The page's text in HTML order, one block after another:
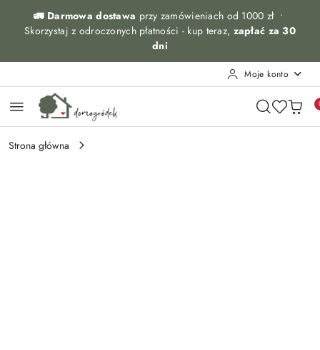
Przejdź do treści głównej
Przejdź do wyszukiwarki
Przejdź do moje konto
Przejdź do menu głównego
Przejdź do opisu produktu
Przejdź do stopki
🚛 Darmowa dostawa przy zamówieniach od 1000 zł •
Skorzystaj z odroczonych płatności - kup teraz, zapłać za 30
dni
Moje konto
Strona główna